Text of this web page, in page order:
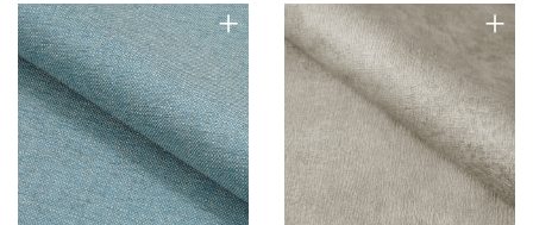
+ +